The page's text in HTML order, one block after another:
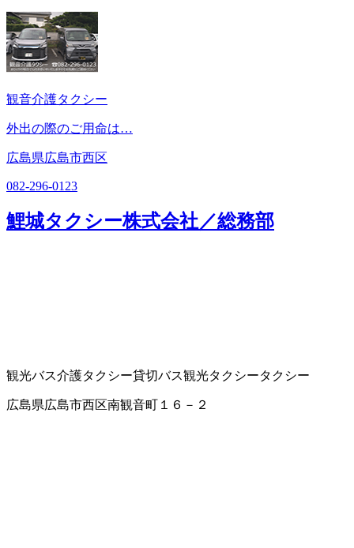
観音介護タクシー
外出の際のご用命は…
広島県広島市西区
082-296-0123
鯉城タクシー株式会社／総務部
観光バス介護タクシー貸切バス観光タクシータクシー
広島県広島市西区南観音町１６－２